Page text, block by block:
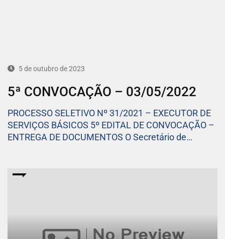
5 de outubro de 2023
5ª CONVOCAÇÃO – 03/05/2022
PROCESSO SELETIVO Nº 31/2021 – EXECUTOR DE
SERVIÇOS BÁSICOS 5º EDITAL DE CONVOCAÇÃO –
ENTREGA DE DOCUMENTOS O Secretário de…